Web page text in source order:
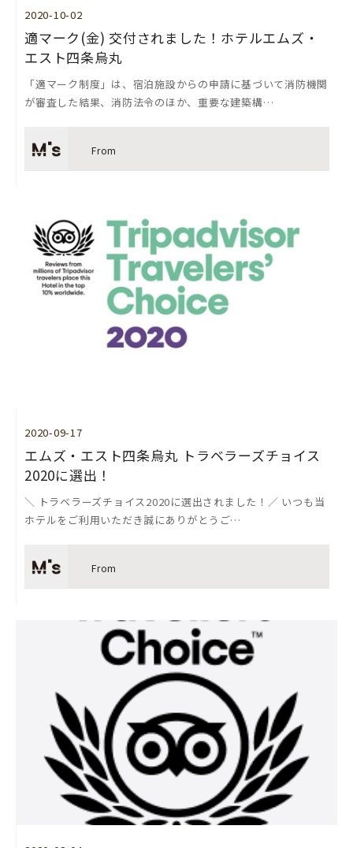
2020-10-02
適マーク(金) 交付されました！ホテルエムズ・
エスト四条烏丸
「適マーク制度」は、宿泊施設からの申請に基づいて消防機関
が審査した結果、消防法令のほか、重要な建築構…
From
2020-09-17
エムズ・エスト四条烏丸 トラベラーズチョイス
2020に選出！
＼ トラベラーズチョイス2020に選出されました！／ いつも当
ホテルをご利用いただき誠にありがとうご…
From